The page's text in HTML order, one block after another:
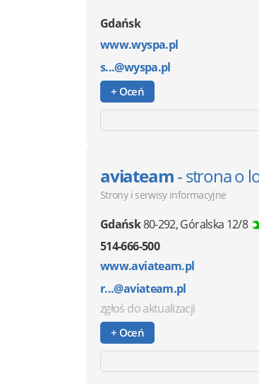
Gdańsk
www.wyspa.pl
s...@wyspa.pl
+ Oceń
aviateam- strona o
Strony i serwisy informacyjne
Gdańsk80-292,Góralska 12/8
514-666-500
www.aviateam.pl
r...@aviateam.pl
zgłoś do aktualizacji
+ Oceń